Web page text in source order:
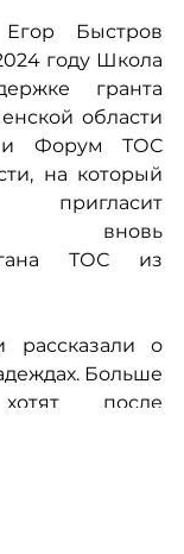
Быстров
году Школа
гранта
области
и Форум ТОС
на который
пригласит
вновь
ТОС из
рассказали о
Больше
после